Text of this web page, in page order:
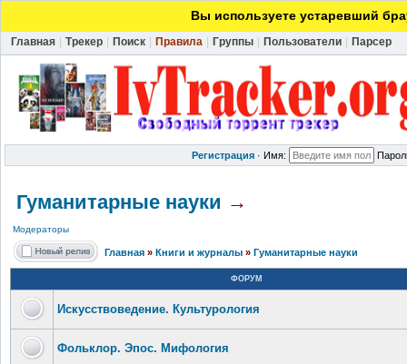
Вы используете устаревший
Главная Трекер Поиск Правила Группы Пользователи Парсер
Регистрация · Имя:
Гуманитарные науки →
Модераторы
Главная » Книги и журналы » Гуманитарные науки
ФОРУМ
Искусствоведение. Культурология
Фольклор. Эпос. Мифология